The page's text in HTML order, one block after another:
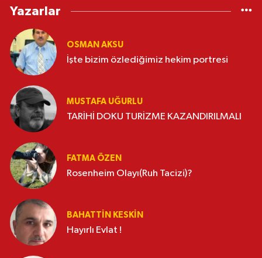
Yazarlar
OSMAN AKSU
İşte bizim özlediğimiz hekim portresi
MUSTAFA UĞURLU
TARİHİ DOKU TURİZME KAZANDIRILMALI
FATMA ÖZEN
Rosenheim Olayı(Ruh Tacizi)?
BAHATTIN KESKİN
Hayırlı Evlat !